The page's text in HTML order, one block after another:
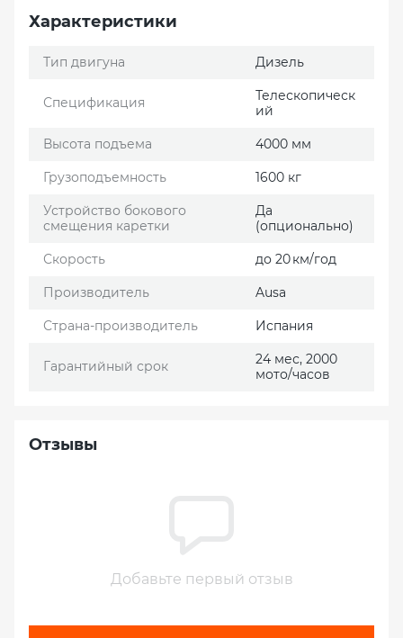
Характеристики
Тип двигуна Дизель
Спецификация
Телескопическ
ий
Высота подъема 4000 мм
Грузоподъемность 1600 кг
Устройство бокового
смещения каретки
Да
(опционально)
Скорость до 20 км/год
Производитель Ausa
Страна-производитель Испания
Гарантийный срок
24 мес, 2000
мото/часов
Отзывы
Добавьте первый отзыв